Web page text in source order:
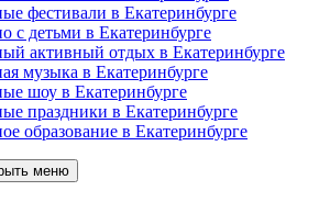
фестивали в Екатеринбурге
с детьми в Екатеринбурге
активный отдых в Екатеринбурге
музыка в Екатеринбурге
шоу в Екатеринбурге
праздники в Екатеринбурге
образование в Екатеринбурге
меню